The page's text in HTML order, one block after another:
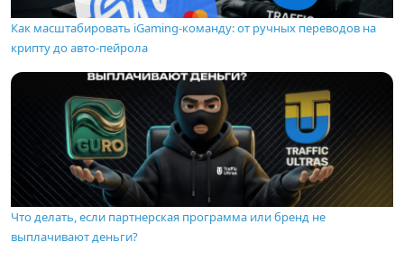
Как масштабировать iGaming-команду: от ручных переводов на
крипту до авто-пейрола
Что делать, если партнерская программа или бренд не
выплачивают деньги?